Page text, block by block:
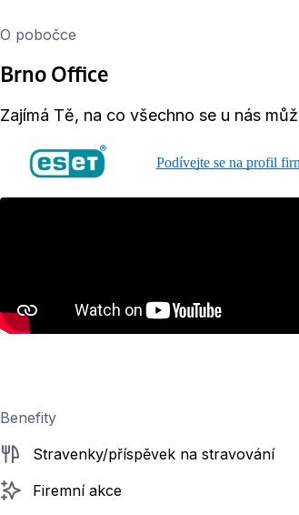
O pobočce
Brno Office
Zajímá Tě, na co všechno se u nás
Podívejte se na profil
Benefity
Stravenky/příspěvek na stravování
Firemní akce